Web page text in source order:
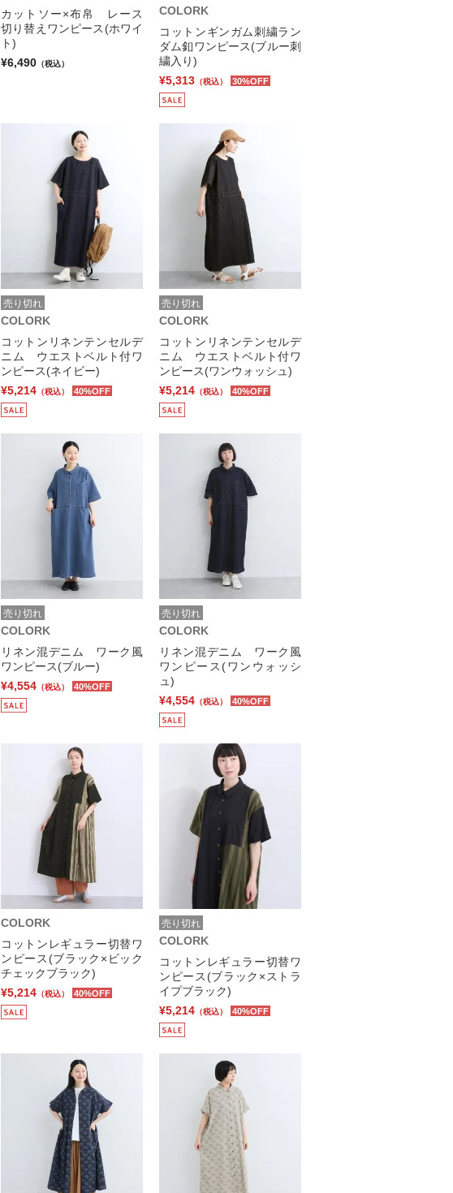
カットソー×布帛 レース
切り替えワンピース(ホワイ
ト)
¥6,490 （税込）
COLORK
コットンギンガム刺繍ラン
ダム釦ワンピース(ブルー刺
繍入り)
¥5,313 （税込） 30%OFF
売り切れ
COLORK
コットンリネンテンセルデ
ニム ウエストベルト付ワ
ンピース(ネイビー)
¥5,214 （税込） 40%OFF
売り切れ
COLORK
コットンリネンテンセルデ
ニム ウエストベルト付ワ
ンピース(ワンウォッシュ)
¥5,214 （税込） 40%OFF
売り切れ
COLORK
リネン混デニム ワーク風
ワンピース(ブルー)
¥4,554 （税込） 40%OFF
売り切れ
COLORK
リネン混デニム ワーク風
ワンピース(ワンウォッシ
ュ)
¥4,554 （税込） 40%OFF
COLORK
コットンレギュラー切替ワ
ンピース(ブラック×ビック
チェックブラック)
¥5,214 （税込） 40%OFF
売り切れ
COLORK
コットンレギュラー切替ワ
ンピース(ブラック×ストラ
イプブラック)
¥5,214 （税込） 40%OFF